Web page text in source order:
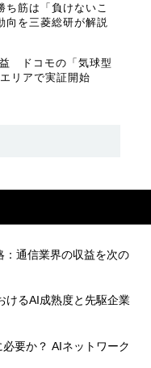
ち筋は「負けないこ
を三菱総研が解説
ドコモの「気球型
リアで実証開始
通信業界の収益を次の
けるAI成熟度と先駆企業
要か？ AIネットワーク